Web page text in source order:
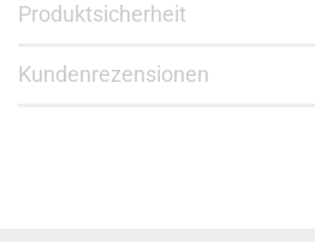
Produktsicherheit
Kundenrezensionen